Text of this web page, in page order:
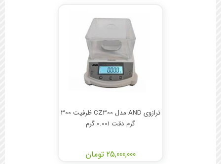
ترازوی AND مدل CZ300 ظرفیت 300
گرم دقت 0.001 گرم
25,000,000 تومان